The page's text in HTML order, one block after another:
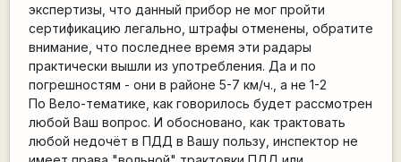
экспертизы, что данный прибор не мог пройти
сертификацию легально, штрафы отменены, обратите
внимание, что последнее время эти радары
практически вышли из употребления. Да и по
погрешностям - они в районе 5-7 км/ч., а не 1-2
По Вело-тематике, как говорилось будет рассмотрен
любой Ваш вопрос. И обосновано, как трактовать
любой недочёт в ПДД в Вашу пользу, инспектор не